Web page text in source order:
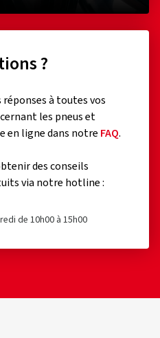
?
réponses à toutes vos
les pneus et
en ligne dans notre FAQ.
des conseils
via notre hotline :
de 10h00 à 15h00